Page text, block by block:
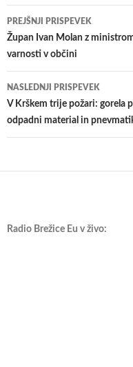
Krmarjenje
po
PREJŠNJI PRISPEVEK
Župan Ivan Molan z
varnosti v občini
NASLEDNJI PRISPEVEK
V Krškem trije požari: gorela
odpadni material in
Radio Brežice Eu v živo: